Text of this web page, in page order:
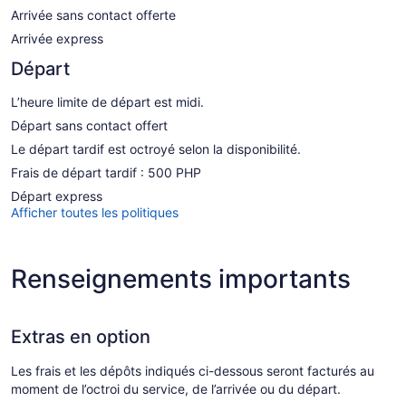
Arrivée sans contact offerte
Arrivée express
Départ
L’heure limite de départ est midi.
Départ sans contact offert
Le départ tardif est octroyé selon la disponibilité.
Frais de départ tardif : 500 PHP
Départ express
Afficher toutes les politiques
Renseignements importants
Extras en option
Les frais et les dépôts indiqués ci-dessous seront facturés au
moment de l’octroi du service, de l’arrivée ou du départ.